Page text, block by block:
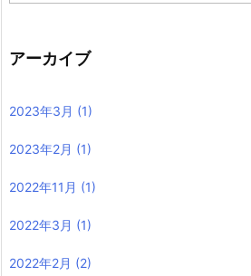
アーカイブ
2023年3月 (1)
2023年2月 (1)
2022年11月 (1)
2022年3月 (1)
2022年2月 (2)